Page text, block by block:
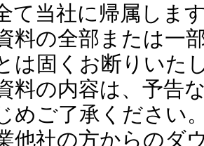
て当社に帰属しま
料の全部または一
は固くお断りいた
料の内容は、予告
めご了承ください
他社の方からのダ